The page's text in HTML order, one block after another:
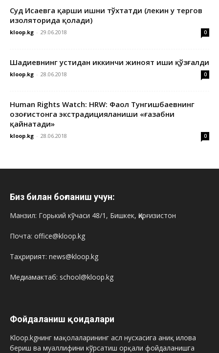
Суд Исаевга қарши ишни тўхтатди (лекин у тергов
изоляторида қолади)
kloop.kg - 29.06.2018 0
Шадиевнинг устидан иккинчи жиноят иши қўзғалди
kloop.kg - 28.06.2018 0
Human Rights Watch: HRW: Фаол Тунгишбаевнинг
Қозоғистонга экстрадицияланиши «ғазабни
қайнатади»
kloop.kg - 28.06.2018 0
Биз билан боғланиш учун:
Манзил: Горький кўчаси 48/1, Бишкек, Қирғизистон
Почта: office@kloop.kg
Таҳририят: news@kloop.kg
Медиамактаб: school@kloop.kg
Фойдаланиш қоидалари
Kloop.kgнинг мақолаларининг асл нусхасига аниқ илова
бериш ва муаллифини кўрсатиш орқали фойдаланишга